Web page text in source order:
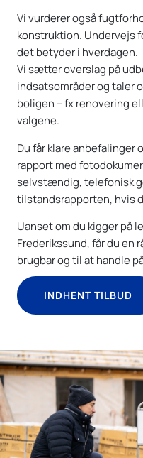
Vi vurderer også
konstruktion. Undervejs
det betyder i hverdagen.
Vi sætter overslag på
indsatsområder og taler
boligen – fx renovering
valgene.
Du får klare anbefalinger
rapport med
selvstændig, telefonisk
tilstandsrapporten, hvis
Uanset om du kigger på
Frederikssund, får du en
brugbar og til at handle
INDHENT TILBUD